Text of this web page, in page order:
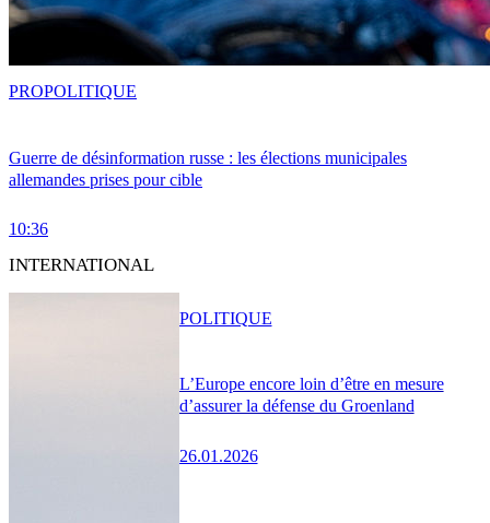
Guerre de désinformation russe : les élections municipales
allemandes prises pour cible
10:36
PROPOLITIQUE
INTERNATIONAL
L’Europe encore loin d’être en mesure
d’assurer la défense du Groenland
26.01.2026
POLITIQUE